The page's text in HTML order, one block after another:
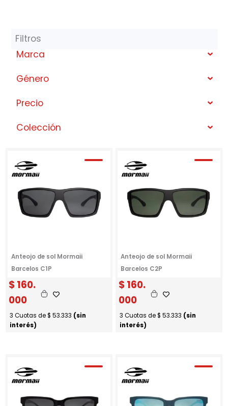
Filtros
Marca
Género
Precio
Colección
Anteojo de sol Mormaii
Barcelos C1P
$160.
000
3 Cuotas de $ 53.333 (sin
interés)
Anteojo de sol Mormaii
Barcelos C2P
$160.
000
3 Cuotas de $ 53.333 (sin
interés)